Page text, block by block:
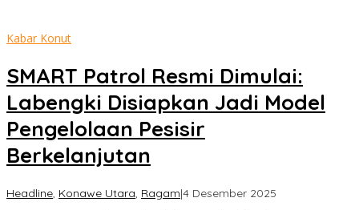
Kabar Konut
SMART Patrol Resmi Dimulai:
Labengki Disiapkan Jadi Model
Pengelolaan Pesisir
Berkelanjutan
Headline, Konawe Utara, Ragam|4 Desember 2025